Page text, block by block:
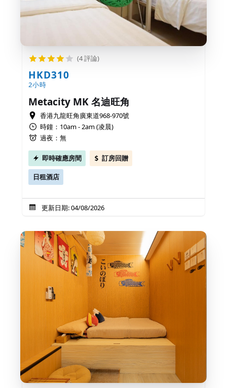
(4 評論)
HKD310
2小時
Metacity MK 名迪旺角
香港九龍旺角廣東道968-970號
時鐘：10am - 2am (凌晨)
過夜：無
即時確應房間 訂房回贈
日租酒店
更新日期: 04/08/2026